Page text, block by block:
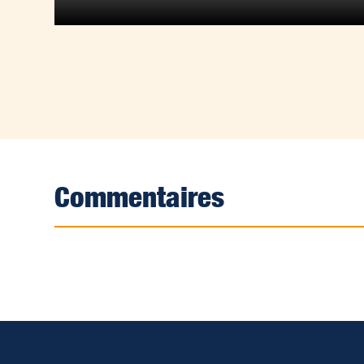
Commentaires